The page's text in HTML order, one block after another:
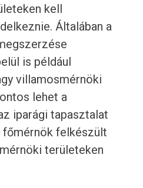
kell
Általában a
is például
villamosmérnöki
lehet a
iparági tapasztalat
főmérnök felkészült
területeken